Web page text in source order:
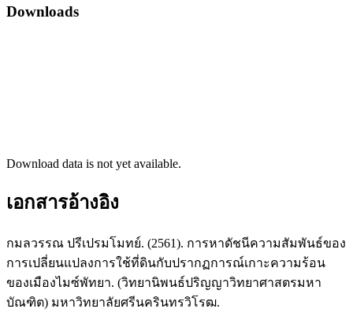
Downloads
Download data is not yet available.
เอกสารอ้างอิง
กมลวรรณ ปรีเปรมโมทย์. (2561). การหาดัชนีความสัมพันธ์ของ
การเปลี่ยนแปลงการใช้ที่ดินกับปรากฏการณ์เกาะความร้อน
ของเมืองไมซ์พัทยา. (วิทยานิพนธ์ปริญญาวิทยาศาสตรมหา
บัณฑิต) มหาวิทยาลัยศรีนครินทรวิโรฒ.